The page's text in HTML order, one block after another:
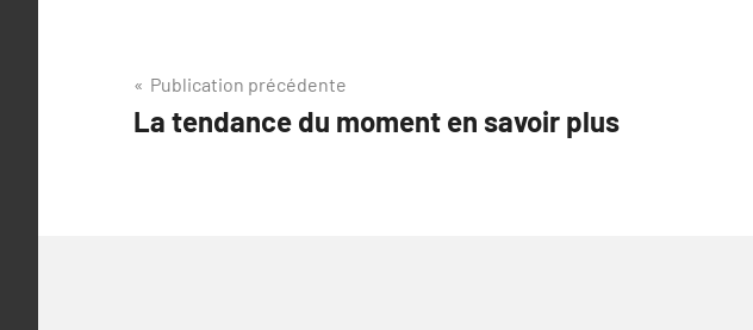
Navigation
de
Publication précédente
La tendance du moment en savoir plus